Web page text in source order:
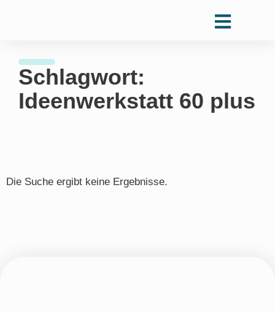
Schlagwort:
Ideenwerkstatt 60 plus
Die Suche ergibt keine Ergebnisse.